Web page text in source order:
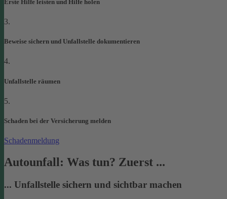
Erste Hilfe leisten und Hilfe holen
3.
Beweise sichern und Unfallstelle dokumentieren
4.
Unfallstelle räumen
5.
Schaden bei der Versicherung melden
Schadenmeldung
Autounfall: Was tun? Zuerst ...
... Unfallstelle sichern und sichtbar machen